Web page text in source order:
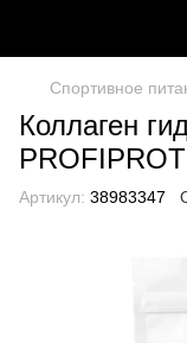
Спортивное
Коллаген
Артикул: 38983347